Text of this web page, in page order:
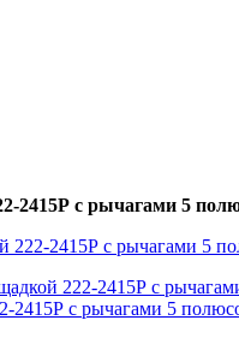
2415Р с рычагами 5